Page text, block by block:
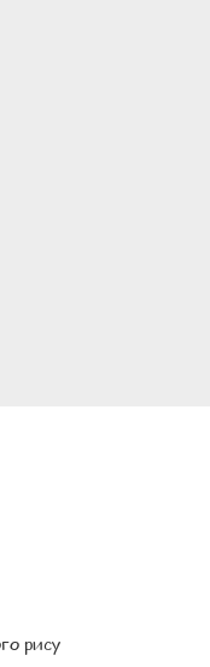
рису